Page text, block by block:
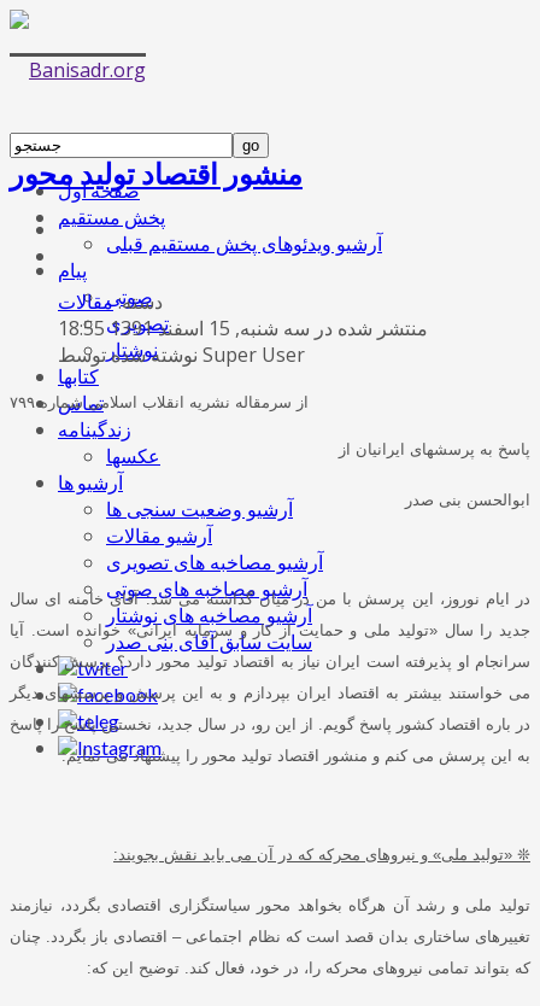
صفحه اول
پخش مستقیم
آرشیو ویدئوهای پخش مستقیم قبلی
پیام
صوتی
تصویری
نوشتار
کتابها
تماس
زندگینامه
عکسها
آرشیو ها
آرشیو وضعیت سنجی ها
آرشیو مقالات
آرشیو مصاخبه های تصویری
آرشیو مصاخبه های صوتی
آرشیو مصاخبه های نوشتار
سایت سابق آقای بنی صدر
منشور اقتصاد تولید محور
دسته:مقالات
منتشر شده در سه شنبه, 15 اسفند 1391 18:55
نوشته شده توسط Super User
از سرمقاله نشریه انقلاب اسلامی شماره ۷۹۹
پاسخ به پرسشهای ایرانیان از
ابوالحسن بنی صدر
در ایام نوروز، این پرسش با من در میان گذاشته می شد:آقای خامنه ای سال
جدید را سال«تولید ملی و حمایت از کار و سرمایه ایرانی»خوانده است
آیا
سرانجام او پذیرفته است ایران نیاز به اقتصاد تولید محور دارد؟ پرسش کنندگان
می خواستند بیشتر به اقتصاد ایران بپردازم و به این پرسش و پرسشهای دیگر
در باره اقتصاد کشور پاسخ گویم
از این رو، در سال جدید، نخستین پاسخ را پاسخ
به این پرسش می کنم و منشور اقتصاد تولید محور را پیشنهاد می نمایم:
❊
«تولید ملی» و نیروهای محرکه که در آن می باید نقش بجویند :
تولید ملی و رشد آن هرگاه بخواهد محور سیاستگزاری اقتصادی بگردد، نیازمند
تغییرهای ساختاری بدان قصد است که نظام اجتماعی – اقتصادی باز بگردد
چنان
که بتواند تمامی نیروهای محرکه را، در خود، فعال کند
توضیح این که: